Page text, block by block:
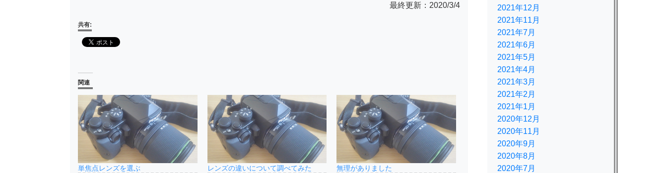
最終更新：2020/3/4
共有:
関連
単焦点レンズを選ぶ
レンズの違いについて調べてみた
無理がありました
2021年12月
2021年11月
2021年7月
2021年6月
2021年5月
2021年4月
2021年3月
2021年2月
2021年1月
2020年12月
2020年11月
2020年9月
2020年8月
2020年7月